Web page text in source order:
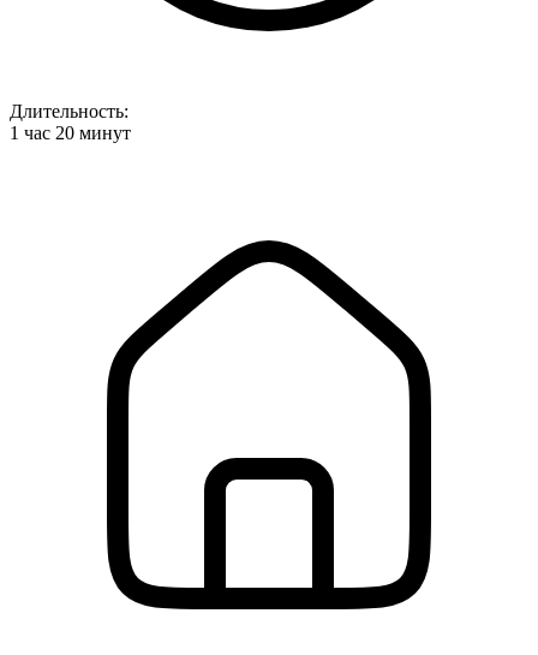
Длительность:
1 час 20 минут